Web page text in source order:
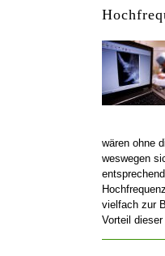
wären ohne
weswegen
vielfach zur
Vorteil dieser